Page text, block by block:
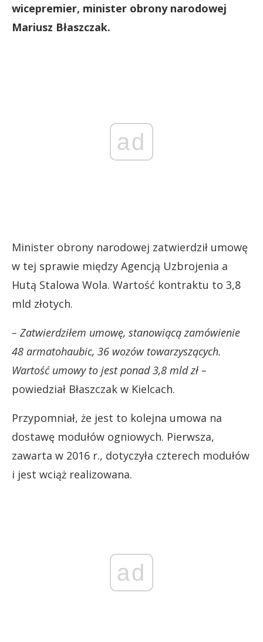
wicepremier, minister obrony narodowej
Mariusz Błaszczak.
ad
Minister obrony narodowej zatwierdził umowę
w tej sprawie między Agencją Uzbrojenia a
Hutą Stalowa Wola. Wartość kontraktu to 3,8
mld złotych.
– Zatwierdziłem umowę, stanowiącą zamówienie
48 armatohaubic, 36 wozów towarzyszących.
Wartość umowy to jest ponad 3,8 mld zł –
powiedział Błaszczak w Kielcach.
Przypomniał, że jest to kolejna umowa na
dostawę modułów ogniowych. Pierwsza,
zawarta w 2016 r., dotyczyła czterech modułów
i jest wciąż realizowana.
ad